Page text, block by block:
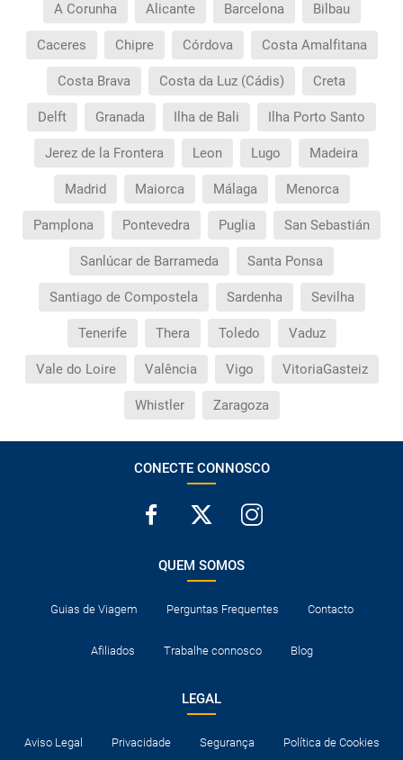
A Corunha Alicante Barcelona Bilbau
Caceres Chipre Córdova Costa Amalfitana
Costa Brava Costa da Luz (Cádis) Creta
Delft Granada Ilha de Bali Ilha Porto Santo
Jerez de la Frontera Leon Lugo Madeira
Madrid Maiorca Málaga Menorca
Pamplona Pontevedra Puglia San Sebastián
Sanlúcar de Barrameda Santa Ponsa
Santiago de Compostela Sardenha Sevilha
Tenerife Thera Toledo Vaduz
Vale do Loire Valência Vigo VitoriaGasteiz
Whistler Zaragoza
CONECTE CONNOSCO
QUEM SOMOS
Guias de Viagem Perguntas Frequentes Contacto
Afiliados Trabalhe connosco Blog
LEGAL
Aviso Legal Privacidade Segurança Política de Cookies